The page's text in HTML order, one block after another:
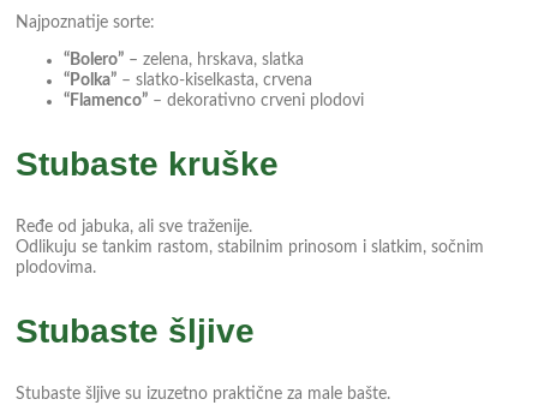
Najpoznatije sorte:
“Bolero” – zelena, hrskava, slatka
“Polka” – slatko-kiselkasta, crvena
“Flamenco” – dekorativno crveni plodovi
Stubaste kruške
Ređe od jabuka, ali sve traženije.
Odlikuju se tankim rastom, stabilnim prinosom i slatkim, sočnim
plodovima.
Stubaste šljive
Stubaste šljive su izuzetno praktične za male bašte.